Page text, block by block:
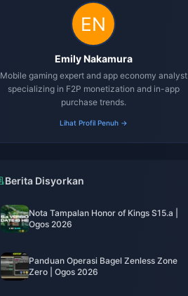
Emily Nakamura
Mobile gaming expert and app economy analyst
specializing in F2P monetization and in-app
purchase trends.
Lihat Profil Penuh →
Berita Disyorkan
Nota Tampalan Honor of Kings S15.a |
Ogos 2026
Panduan Operasi Bagel Zenless Zone
Zero | Ogos 2026